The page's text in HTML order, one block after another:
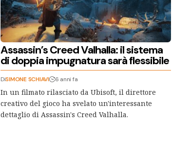
Assassin’s Creed Valhalla: il sistema
di doppia impugnatura sarà flessibile
DiSIMONE SCHIAVI 6 anni fa
In un filmato rilasciato da Ubisoft, il direttore
creativo del gioco ha svelato un'interessante
dettaglio di Assassin's Creed Valhalla.